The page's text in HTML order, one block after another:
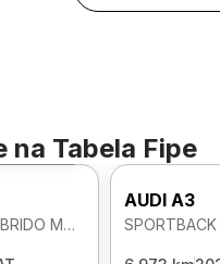
na Tabela Fipe
Foto 360º
SPORTBACK PERFOR BLACK HIBRIDO MHEV 2.0 AUTOMATICO
AUDI A3